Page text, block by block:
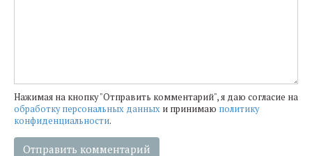
Нажимая на кнопку "Отправить комментарий", я даю согласие на
обработку персональных данных и принимаю политику
конфиденциальности.